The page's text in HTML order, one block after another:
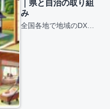
｜県と自治の取り組
み
全国各地で地域のDX…